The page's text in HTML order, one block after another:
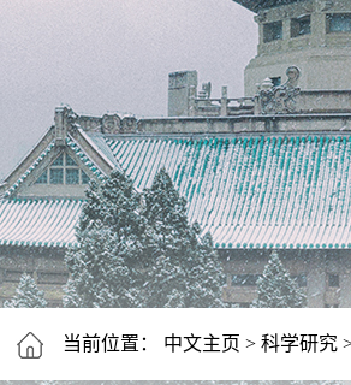
当前位置： 中文主页 > 科学研究